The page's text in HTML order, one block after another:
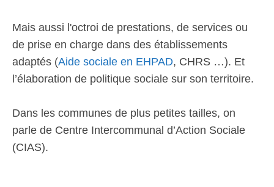
Mais aussi l'octroi de prestations, de services ou
de prise en charge dans des établissements
adaptés (Aide sociale en EHPAD, CHRS …). Et
l’élaboration de politique sociale sur son territoire.
Dans les communes de plus petites tailles, on
parle de Centre Intercommunal d’Action Sociale
(CIAS).